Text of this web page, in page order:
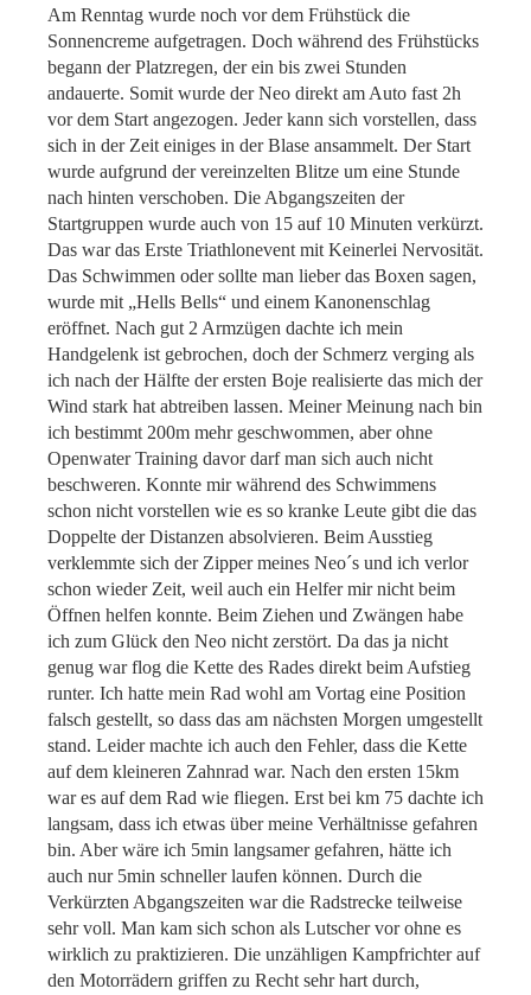
Am Renntag wurde noch vor dem Frühstück die
Sonnencreme aufgetragen. Doch während des Frühstücks
begann der Platzregen, der ein bis zwei Stunden
andauerte. Somit wurde der Neo direkt am Auto fast 2h
vor dem Start angezogen. Jeder kann sich vorstellen, dass
sich in der Zeit einiges in der Blase ansammelt. Der Start
wurde aufgrund der vereinzelten Blitze um eine Stunde
nach hinten verschoben. Die Abgangszeiten der
Startgruppen wurde auch von 15 auf 10 Minuten verkürzt.
Das war das Erste Triathlonevent mit Keinerlei Nervosität.
Das Schwimmen oder sollte man lieber das Boxen sagen,
wurde mit „Hells Bells“ und einem Kanonenschlag
eröffnet. Nach gut 2 Armzügen dachte ich mein
Handgelenk ist gebrochen, doch der Schmerz verging als
ich nach der Hälfte der ersten Boje realisierte das mich der
Wind stark hat abtreiben lassen. Meiner Meinung nach bin
ich bestimmt 200m mehr geschwommen, aber ohne
Openwater Training davor darf man sich auch nicht
beschweren. Konnte mir während des Schwimmens
schon nicht vorstellen wie es so kranke Leute gibt die das
Doppelte der Distanzen absolvieren. Beim Ausstieg
verklemmte sich der Zipper meines Neo´s und ich verlor
schon wieder Zeit, weil auch ein Helfer mir nicht beim
Öffnen helfen konnte. Beim Ziehen und Zwängen habe
ich zum Glück den Neo nicht zerstört. Da das ja nicht
genug war flog die Kette des Rades direkt beim Aufstieg
runter. Ich hatte mein Rad wohl am Vortag eine Position
falsch gestellt, so dass das am nächsten Morgen umgestellt
stand. Leider machte ich auch den Fehler, dass die Kette
auf dem kleineren Zahnrad war. Nach den ersten 15km
war es auf dem Rad wie fliegen. Erst bei km 75 dachte ich
langsam, dass ich etwas über meine Verhältnisse gefahren
bin. Aber wäre ich 5min langsamer gefahren, hätte ich
auch nur 5min schneller laufen können. Durch die
Verkürzten Abgangszeiten war die Radstrecke teilweise
sehr voll. Man kam sich schon als Lutscher vor ohne es
wirklich zu praktizieren. Die unzähligen Kampfrichter auf
den Motorrädern griffen zu Recht sehr hart durch,